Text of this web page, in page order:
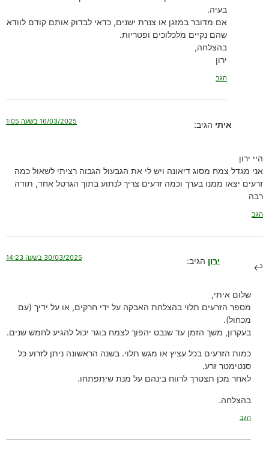
בעיה.
אם מדובר במזגן או צנרת ישנים, כדאי לבדוק אותם קודם לוודא
שהם נקיים מלכלוכים ופטריות.
בהצלחה,
ירון
הגב
איתי הגיב: 16/03/2025 בשעה 1:05
היי ירון
אני מגדל צמח מסוג דיאונה ויש לי את הגבעול הגבוה רציתי לשאול כמה
זרעים יצאו ממנו בערך וכמה זרעים צריך לנתוע בתוך הגרטל אחד, תודה
רבה
הגב
ירון הגיב: 30/03/2025 בשעה 14:23
שלום איתי,
מספר הזרעים תלוי בהצלחת האבקה על ידי חרקים, או על ידיך (עם
מכחול).
בעקרון, משך הזמן עד שנבט יהפוך לצמח בוגר יכול להגיע לחמש שנים.
כמות הזרעים בכל עציץ או מגש תלוי. בשנה הראשונה ניתן לזרוע כל
סנטימטר זרע.
לאחר מכן תצטרך לרווח בינהם על מנת שיתפתחו.
בהצלחה.
הגב